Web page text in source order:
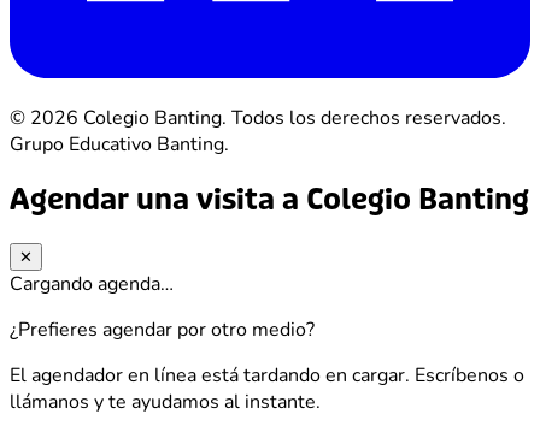
© 2026 Colegio Banting. Todos los derechos reservados.
Grupo Educativo Banting.
Agendar una visita a Colegio Banting
✕
Cargando agenda…
¿Prefieres agendar por otro medio?
El agendador en línea está tardando en cargar. Escríbenos o
llámanos y te ayudamos al instante.